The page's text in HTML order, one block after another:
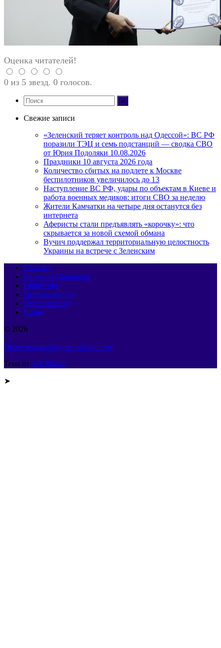
Оценка читателей!
0 из 5 звезд. 0 голосов.
Свежие записи
«Зеленский теряет контроль над Одессой»: ВС РФ
поразили ТЭЦ и семь подстанций — сводка СВО
от Юрия Подоляки 10.08.2026
Праздники 10 августа 2026 года
Количество сбитых на подлете к Москве
беспилотников увеличилось до 13
Наступление ВС РФ, удары по объектам в Киеве и
работа военных медиков: итоги СВО за неделю
Жители Камчатки на четыре дня останутся без
интернета
Аферисты стали предъявлять «корочку»: что
скрывается за новой схемой обмана
Вучич поддержал территориальную целостность
Украины на встрече с Зеленским
Главная
Мировая Панорама
Общество
Недвижимость
Путешествия
Спорт
© 2026
Политика конфиденциальности
Тема от WP Puzzle
➤